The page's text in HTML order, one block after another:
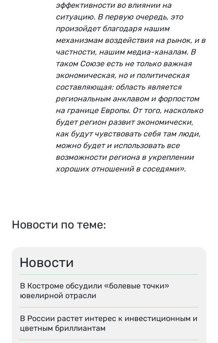
Новости
В Костроме обсудили «болевые точки»
ювелирной отрасли
В России растет интерес к инвестиционным и
цветным бриллиантам
эффективности во влиянии на
ситуацию. В первую очередь, это
произойдет благодаря нашим
механизмам воздействия на рынок, и в
частности, нашим медиа-каналам. В
таком Союзе есть не только важная
экономическая, но и политическая
составляющая: область является
региональным анклавом и форпостом
на границе Европы. От того, насколько
будет регион развит экономически,
как будут чувствовать себя там люди,
можно будет и использовать все
возможности региона в укреплении
хороших отношений в соседями».
Новости по теме: